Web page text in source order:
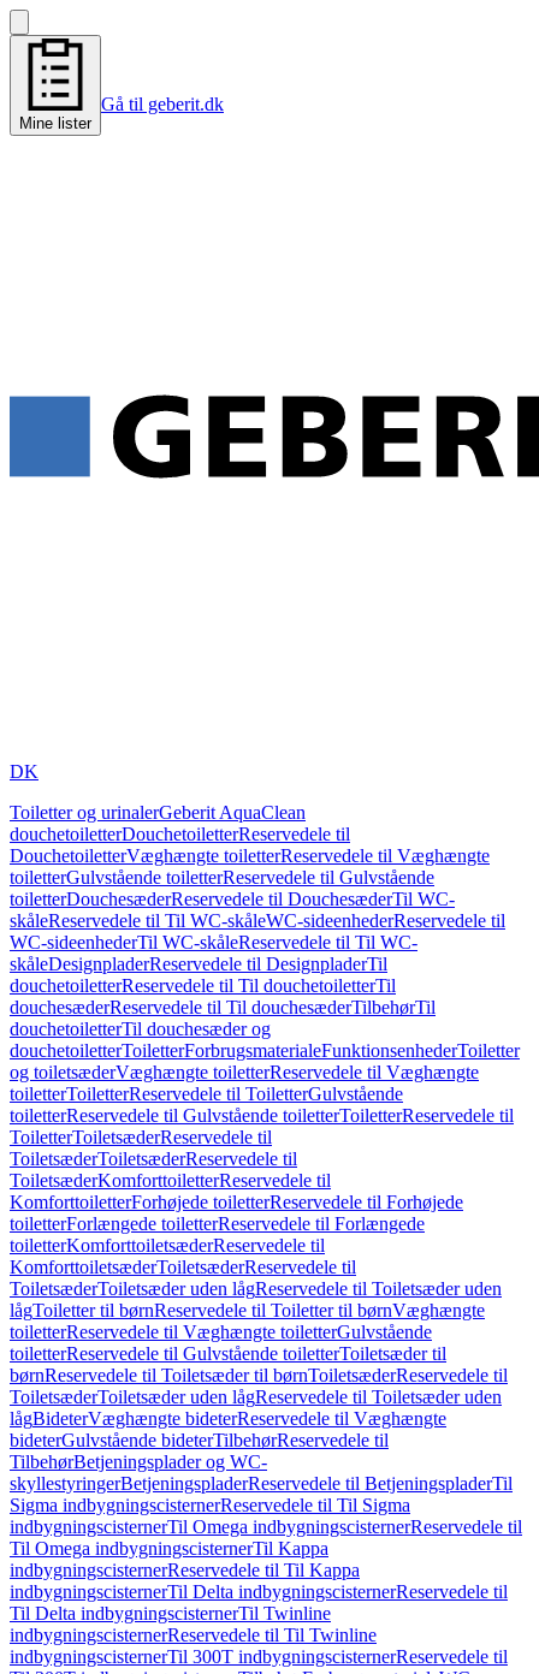
Mine lister
Gå til geberit.dk
DK
Toiletter og urinalerGeberit AquaClean
douchetoiletterDouchetoiletterReservedele til
DouchetoiletterVæghængte toiletterReservedele til Væghængte
toiletterGulvstående toiletterReservedele til Gulvstående
toiletterDouchesæderReservedele til DouchesæderTil WC-
skåleReservedele til Til WC-skåleWC-sideenhederReservedele til
WC-sideenhederTil WC-skåleReservedele til Til WC-
skåleDesignpladerReservedele til DesignpladerTil
douchetoiletterReservedele til Til douchetoiletterTil
douchesæderReservedele til Til douchesæderTilbehørTil
douchetoiletterTil douchesæder og
douchetoiletterToiletterForbrugsmaterialeFunktionsenhederToiletter
og toiletsæderVæghængte toiletterReservedele til Væghængte
toiletterToiletterReservedele til ToiletterGulvstående
toiletterReservedele til Gulvstående toiletterToiletterReservedele til
ToiletterToiletsæderReservedele til
ToiletsæderToiletsæderReservedele til
ToiletsæderKomforttoiletterReservedele til
KomforttoiletterForhøjede toiletterReservedele til Forhøjede
toiletterForlængede toiletterReservedele til Forlængede
toiletterKomforttoiletsæderReservedele til
KomforttoiletsæderToiletsæderReservedele til
ToiletsæderToiletsæder uden lågReservedele til Toiletsæder uden
lågToiletter til børnReservedele til Toiletter til børnVæghængte
toiletterReservedele til Væghængte toiletterGulvstående
toiletterReservedele til Gulvstående toiletterToiletsæder til
børnReservedele til Toiletsæder til børnToiletsæderReservedele til
ToiletsæderToiletsæder uden lågReservedele til Toiletsæder uden
lågBideterVæghængte bideterReservedele til Væghængte
bideterGulvstående bideterTilbehørReservedele til
TilbehørBetjeningsplader og WC-
skyllestyringerBetjeningspladerReservedele til BetjeningspladerTil
Sigma indbygningscisternerReservedele til Til Sigma
indbygningscisternerTil Omega indbygningscisternerReservedele til
Til Omega indbygningscisternerTil Kappa
indbygningscisternerReservedele til Til Kappa
indbygningscisternerTil Delta indbygningscisternerReservedele til
Til Delta indbygningscisternerTil Twinline
indbygningscisternerReservedele til Til Twinline
indbygningscisternerTil 300T indbygningscisternerReservedele til